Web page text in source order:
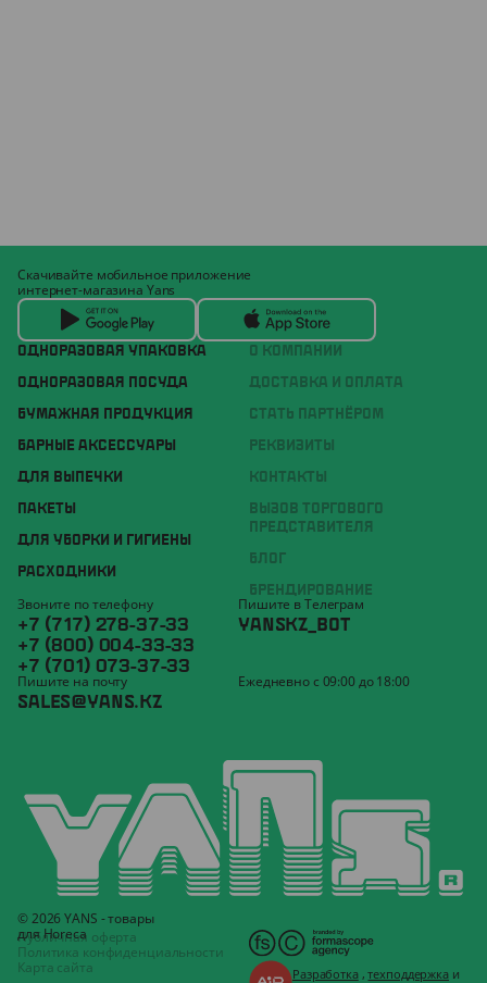
ОДНОРАЗОВАЯ УПАКОВКА
ОДНОРАЗОВАЯ ПОСУДА
БУМАЖНАЯ ПРОДУКЦИЯ
БАРНЫЕ АКСЕССУАРЫ
ДЛЯ ВЫПЕЧКИ
ПАКЕТЫ
ДЛЯ УБОРКИ И ГИГИЕНЫ
РАСХОДНИКИ
О КОМПАНИИ
ДОСТАВКА И ОПЛАТА
СТАТЬ ПАРТНЁРОМ
РЕКВИЗИТЫ
КОНТАКТЫ
ВЫЗОВ ТОРГОВОГО
ПРЕДСТАВИТЕЛЯ
БЛОГ
БРЕНДИРОВАНИЕ
Скачивайте мобильное приложение
интернет-магазина Yans
Звоните по телефону
+7 (717) 278-37-33
+7 (800) 004-33-33
+7 (701) 073-37-33
Пишите в Телеграм
YANSKZ_BOT
Пишите на почту
SALES@YANS.KZ
Ежедневно с 09:00 до 18:00
© 2026 YANS - товары
для Horeca
Публичная оферта
Политика конфиденциальности
Карта сайта
Разработка,техподдержка и